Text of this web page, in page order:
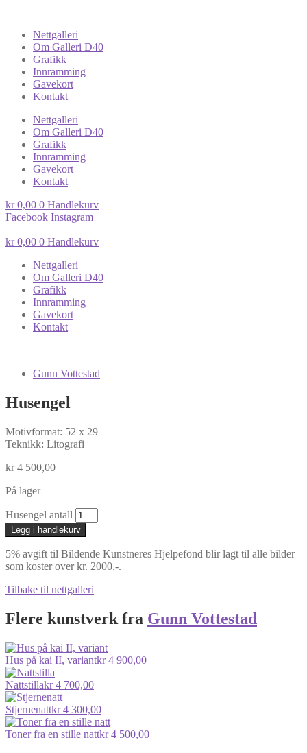
Nettgalleri
Om Galleri D40
Grafikk
Innramming
Gavekort
Kontakt
Nettgalleri
Om Galleri D40
Grafikk
Innramming
Gavekort
Kontakt
kr0,00 0 Handlekurv
Facebook Instagram
kr0,00 0 Handlekurv
Nettgalleri
Om Galleri D40
Grafikk
Innramming
Gavekort
Kontakt
Gunn Vottestad
Husengel
Motivformat: 52 x 29
Teknikk: Litografi
kr4 500,00
På lager
Husengel antall
Legg i handlekurv
5% avgift til Bildende Kunstneres Hjelpefond blir lagt til alle bilder
som koster over kr. 2000,-.
Tilbake til nettgalleri
Flere kunstverk fra Gunn Vottestad
Hus på kai II, variantkr4 900,00
Nattstillakr4 700,00
Stjernenattkr4 300,00
Toner fra en stille nattkr4 500,00